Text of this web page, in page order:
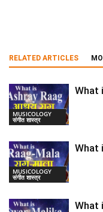
RELATED ARTICLES
MUSICOLOGY
संगीत शास्त्र
What
MUSICOLOGY
संगीत शास्त्र
What
What